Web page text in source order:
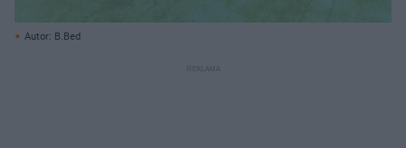
Autor: B.Bed